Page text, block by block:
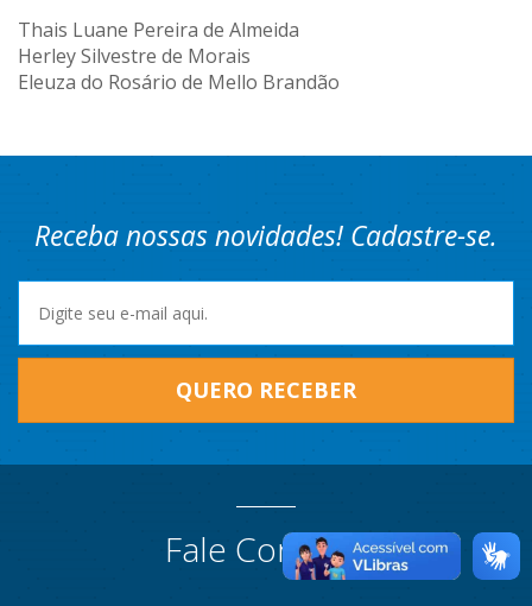
Thais Luane Pereira de Almeida
Herley Silvestre de Morais
Eleuza do Rosário de Mello Brandão
Receba nossas novidades! Cadastre-se.
QUERO RECEBER
Fale Conosco